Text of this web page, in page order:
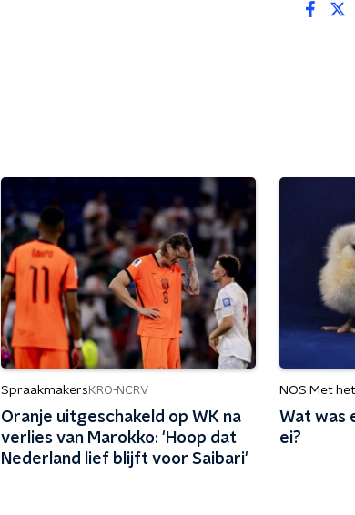
Spraakmakers KRO-NCRV
Oranje uitgeschakeld op WK na
verlies van Marokko: 'Hoop dat
Nederland lief blijft voor Saibari'
NOS Met
Wat was
ei?